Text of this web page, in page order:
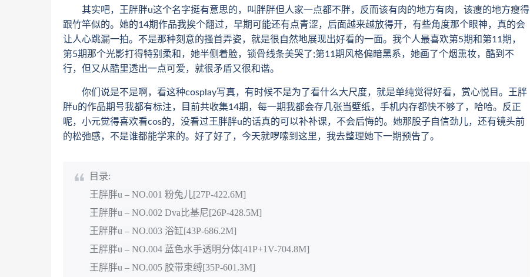
其实吧，王胖胖u这个名字挺有意思的，叫胖胖但人家一点都不胖，反而该有肉的地方有肉，该瘦的地方瘦得
跟竹竿似的。她的14期作品我挨个翻过，早期可能还有点青涩，后面越来越放得开，有些角度那个眼神，真的会
让人心跳漏一拍。不是那种刻意的搔首弄姿，就是很自然地展现出好看的一面。我个人最喜欢第5期和第11期，
第5期那个光影打得特别柔和，她半侧着脸，锁骨线条美哭了;第11期风格偏暗黑系，她画了个烟熏妆，酷到不
行，但又从酷里透出一点可爱，就很矛盾又很和谐。
你们说是不是啊，看这种cosplay写真，有时候不是为了看什么大尺度，就是单纯觉得好看，赏心悦目。王胖
胖u的作品期号我都有标注，目前共收集14期，每一期我都会存几张当壁纸，手机内存都快不够了，哈哈。反正
呢，小元觉得喜欢看cos的，没看过王胖胖u的话真的可以补补课，不会后悔的。她那股子自信劲儿，还有镜头前
的松弛感，不是谁都能学来的。好了好了，今天就啰嗦到这里，我去整理她下一期预告了。
目录:
王胖胖u – NO.001 粉兔儿[27P-422.6M]
王胖胖u – NO.002 Dva比基尼[26P-428.5M]
王胖胖u – NO.003 浴缸[43P-686.2M]
王胖胖u – NO.004 蓝色水手透明分体[41P+1V-704.8M]
王胖胖u – NO.005 胶带束缚[35P-601.3M]